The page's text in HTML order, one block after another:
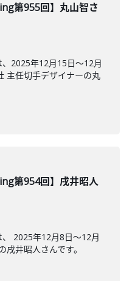
第955回】丸山智さ
2025年12月15日〜12月
主任切手デザイナーの丸
第954回】戌井昭人
2025年12月8日〜12月
井昭人さんです。